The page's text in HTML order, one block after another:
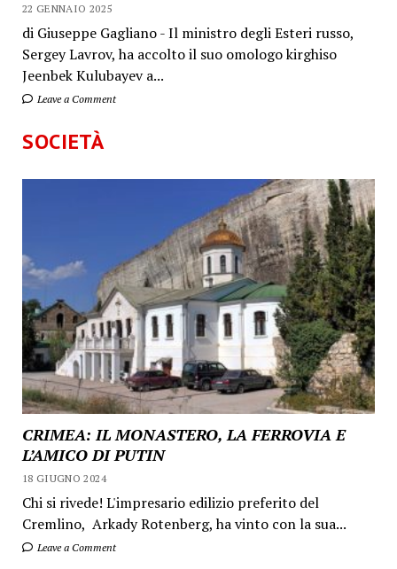
22 GENNAIO 2025
di Giuseppe Gagliano - Il ministro degli Esteri russo,
Sergey Lavrov, ha accolto il suo omologo kirghiso
Jeenbek Kulubayev a...
Leave a Comment
SOCIETÀ
CRIMEA: IL MONASTERO, LA FERROVIA E
L’AMICO DI PUTIN
18 GIUGNO 2024
Chi si rivede! L'impresario edilizio preferito del
Cremlino, Arkady Rotenberg, ha vinto con la sua...
Leave a Comment